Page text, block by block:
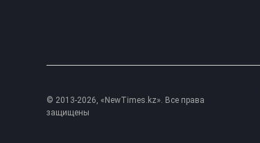
© 2013-2026, «NewTimes.kz». Все права
защищены